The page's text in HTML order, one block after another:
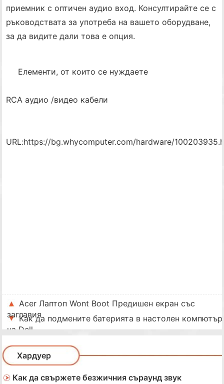
приемник с оптичен аудио вход. Консултирайте се с
ръководствата за употреба на вашето оборудване,
за да видите дали това е опция.
Елементи, от които се нуждаете
RCA аудио /видео кабели
URL:https://bg.whycomputer.com/hardware/
Acer Лаптоп Wont Boot Предишен екран със
заглавия
Как да подмените батерията в настолен компютър
на Dell
Хардуер
Как да свържете безжичния съраунд звук